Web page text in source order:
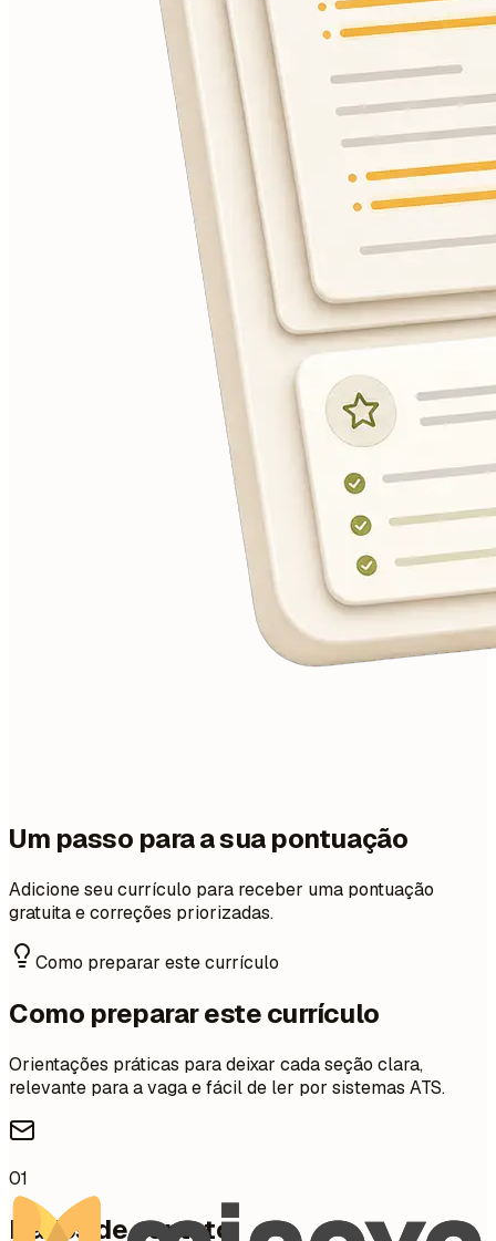
Um passo para a sua pontuação
Adicione seu currículo para receber uma pontuação
gratuita e correções priorizadas.
Como preparar este currículo
Como preparar este currículo
Orientações práticas para deixar cada seção clara,
relevante para a vaga e fácil de ler por sistemas ATS.
01
Dados de contato